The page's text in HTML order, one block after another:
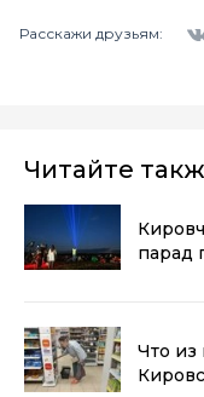
Расскажи друзьям:
Читайте
парад
Что из